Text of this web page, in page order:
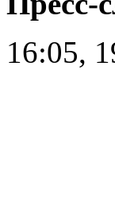
16:05,